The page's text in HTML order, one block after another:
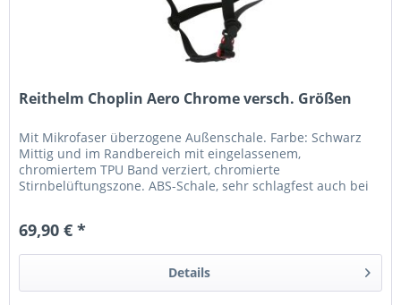
Reithelm Choplin Aero Chrome versch. Größen
Mit Mikrofaser überzogene Außenschale. Farbe: Schwarz
Mittig und im Randbereich mit eingelassenem,
chromiertem TPU Band verziert, chromierte
Stirnbelüftungszone. ABS-Schale, sehr schlagfest auch bei
69,90 € *
Details